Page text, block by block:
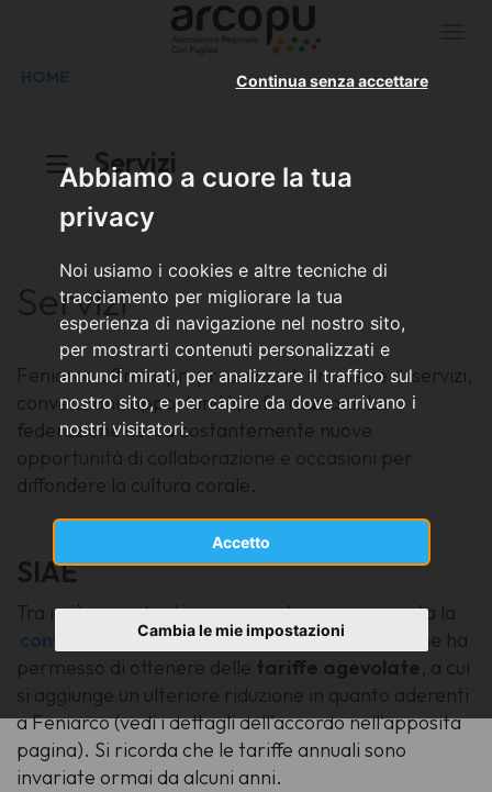
Abbiamo a cuore la tua
privacy
Noi usiamo i cookies e altre tecniche di
tracciamento per migliorare la tua
esperienza di navigazione nel nostro sito,
per mostrarti contenuti personalizzati e
annunci mirati, per analizzare il traffico sul
nostro sito, e per capire da dove arrivano i
nostri visitatori.
Accetto
Continua senza accettare
Cambia le mie impostazioni
HOME
Servizi
Servizi
Feniarco offre ai propri associati una serie di servizi,
convenzioni, opportunità, informazioni. La
federazione cerca costantemente nuove
opportunità di collaborazione e occasioni per
diffondere la cultura corale.
SIAE
Tra i più importanti, sicuramente va annoverata la
convenzione
stipulata nel 2006 con la SIAE che ha
permesso di ottenere delle tariffe agevolate, a cui
si aggiunge un ulteriore riduzione in quanto aderenti
a Feniarco (vedi i dettagli dell'accordo nell'apposita
pagina). Si ricorda che le tariffe annuali sono
invariate ormai da alcuni anni.